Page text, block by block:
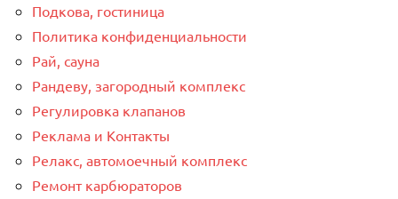
Подкова, гостиница
Политика конфиденциальности
Рай, сауна
Рандеву, загородный комплекс
Регулировка клапанов
Реклама и Контакты
Релакс, автомоечный комплекс
Ремонт карбюраторов